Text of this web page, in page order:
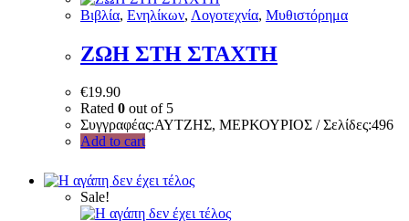
Bιβλία, Ενηλίκων, Λογοτεχνία, Μυθιστόρημα
ΖΩΗ ΣΤΗ ΣΤΑΧΤΗ
€19.90
Rated 0 out of 5
Συγγραφέας:ΑΥΤΖΗΣ, ΜΕΡΚΟΥΡΙΟΣ / Σελίδες:496
Add to cart
Sale!